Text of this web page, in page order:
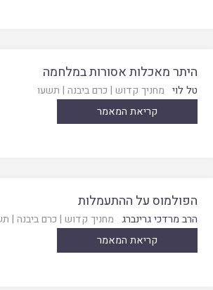
היתר מאכלות אסורות במלחמה
טל לוי מחניך קדוש | כרם ביבנה | תשעו
קריאת המאמר
הפולמוס על ההתעמלות
הרב מרדכי גרינברג מחניך קדוש | כרם ביבנה |
קריאת המאמר